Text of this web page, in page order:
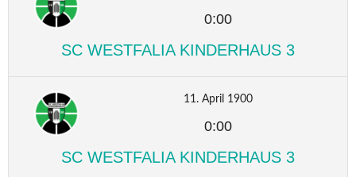
0:00
SC WESTFALIA KINDERHAUS 3
11. April 1900
0:00
SC WESTFALIA KINDERHAUS 3